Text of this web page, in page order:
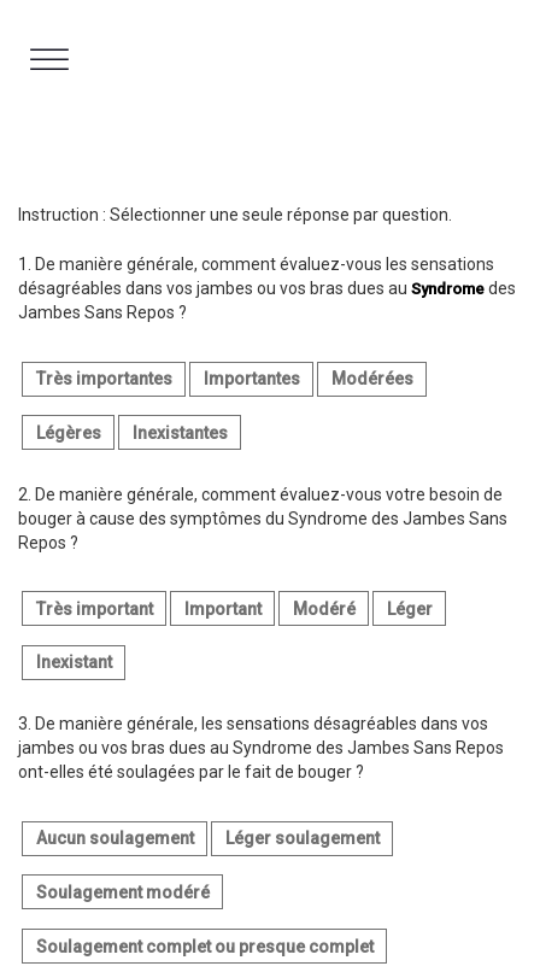
contenu
Instruction : Sélectionner une seule réponse par question.
1.
De manière générale, comment évaluez-vous les sensations
désagréables dans vos jambes ou vos bras dues au Syndrome des
Jambes Sans Repos ?
Très importantes Importantes Modérées
Légères Inexistantes
2. De manière générale, comment évaluez-vous votre besoin de
bouger à cause des symptômes du Syndrome des Jambes Sans
Repos ?
Très important Important Modéré Léger
Inexistant
3. De manière générale, les sensations désagréables dans vos
jambes ou vos bras dues au Syndrome des Jambes Sans Repos
ont-elles été soulagées par le fait de bouger ?
Aucun soulagement Léger soulagement
Soulagement modéré
Soulagement complet ou presque complet